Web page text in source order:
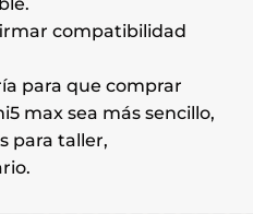
compatibilidad
para que comprar
max sea más sencillo,
para taller,